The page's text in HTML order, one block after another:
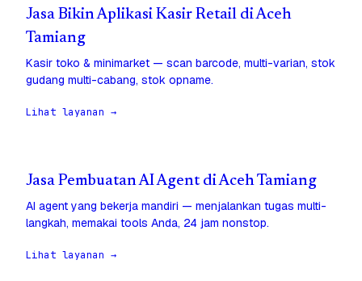
Jasa Bikin Aplikasi Kasir Retail di Aceh
Tamiang
Kasir toko & minimarket — scan barcode, multi-varian, stok
gudang multi-cabang, stok opname.
Lihat layanan →
Jasa Pembuatan AI Agent di Aceh Tamiang
AI agent yang bekerja mandiri — menjalankan tugas multi-
langkah, memakai tools Anda, 24 jam nonstop.
Lihat layanan →